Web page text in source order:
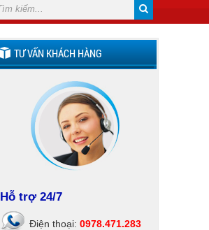
TƯ VẤN KHÁCH HÀNG
Hỗ trợ 24/7
Điện thoại: 0978.471.283